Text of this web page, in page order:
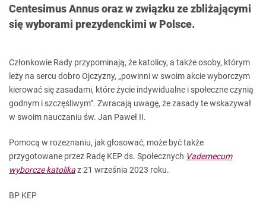
Centesimus Annus oraz w związku ze zbliżającymi
się wyborami prezydenckimi w Polsce.
Członkowie Rady przypominają, że katolicy, a także osoby, którym
leży na sercu dobro Ojczyzny, „powinni w swoim akcie wyborczym
kierować się zasadami, które życie indywidualne i społeczne czynią
godnym i szczęśliwym”. Zwracają uwagę, że zasady te wskazywał
w swoim nauczaniu św. Jan Paweł II.
Pomocą w rozeznaniu, jak głosować, może być także
przygotowane przez Radę KEP ds. Społecznych Vademecum
wyborcze katolikaz 21 września 2023 roku.
BP KEP